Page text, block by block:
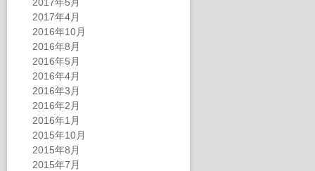
2017年4月
2016年10月
2016年8月
2016年5月
2016年4月
2016年3月
2016年2月
2016年1月
2015年10月
2015年8月
2015年7月